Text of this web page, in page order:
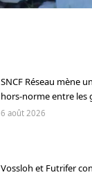
SNCF Réseau mène
hors-norme entre les
6 août 2026
Vossloh et Futrifer